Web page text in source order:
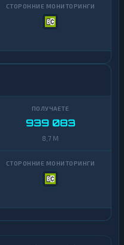
939 083
8,7 M